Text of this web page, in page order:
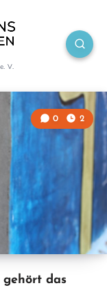
V.
gehört das
0 2